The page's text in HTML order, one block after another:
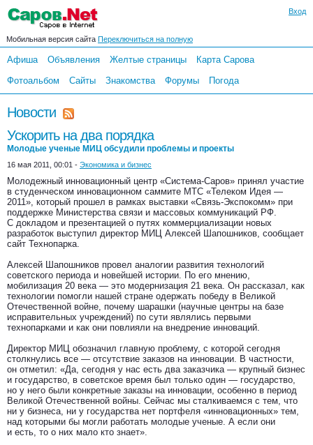
Вход
Мобильная версия сайта Переключиться на полную
Афиша Объявления Желтые страницы
Карта Сарова
Фотоальбом
Сайты Знакомства Форумы Погода
Новости
Ускорить на два порядка
Молодые ученые МИЦ обсудили проблемы и проекты
16 мая 2011, 00:01 - Экономика и бизнес
Молодежный инновационный центр «Система-Саров» принял участие
в студенческом инновационном саммите МТС «Телеком Идея —
2011», который прошел в рамках выставки «Связь-Экспокомм» при
поддержке Министерства связи и массовых коммуникаций РФ.
С докладом и презентацией о путях коммерциализации новых
разработок выступил директор МИЦ Алексей Шапошников, сообщает
сайт Технопарка.
Алексей Шапошников провел аналогии развития технологий
советского периода и новейшей истории. По его мнению,
мобилизация 20 века — это модернизация 21 века. Он рассказал, как
технологии помогли нашей стране одержать победу в Великой
Отечественной войне, почему шарашки (научные центры на базе
исправительных учреждений) по сути являлись первыми
технопарками и как они повлияли на внедрение инноваций.
Директор МИЦ обозначил главную проблему, с которой сегодня
столкнулись все — отсутствие заказов на инновации. В частности,
он отметил: «Да, сегодня у нас есть два заказчика — крупный бизнес
и государство, в советское время был только один — государство,
но у него были конкретные заказы на инновации, особенно в период
Великой Отечественной войны. Сейчас мы сталкиваемся с тем, что
ни у бизнеса, ни у государства нет портфеля «инновационных» тем,
над которыми бы могли работать молодые ученые. А если они
и есть, то о них мало кто знает».